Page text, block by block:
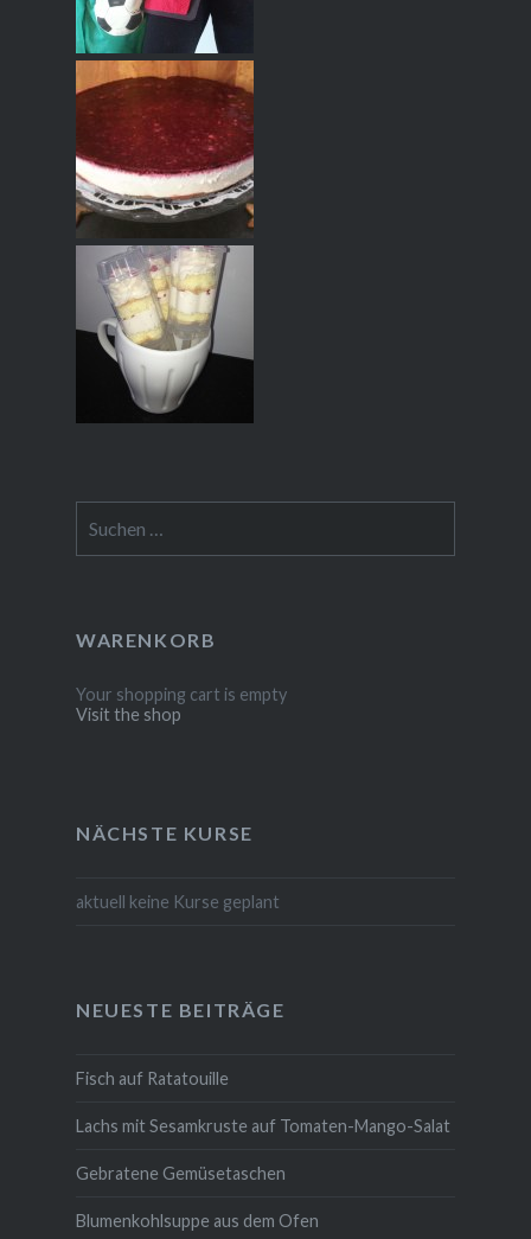
nach:
WARENKORB
Your shopping cart is empty
Visit the shop
NÄCHSTE KURSE
aktuell keine Kurse geplant
NEUESTE BEITRÄGE
Fisch auf Ratatouille
Lachs mit Sesamkruste auf Tomaten-Mango-Salat
Gebratene Gemüsetaschen
Blumenkohlsuppe aus dem Ofen